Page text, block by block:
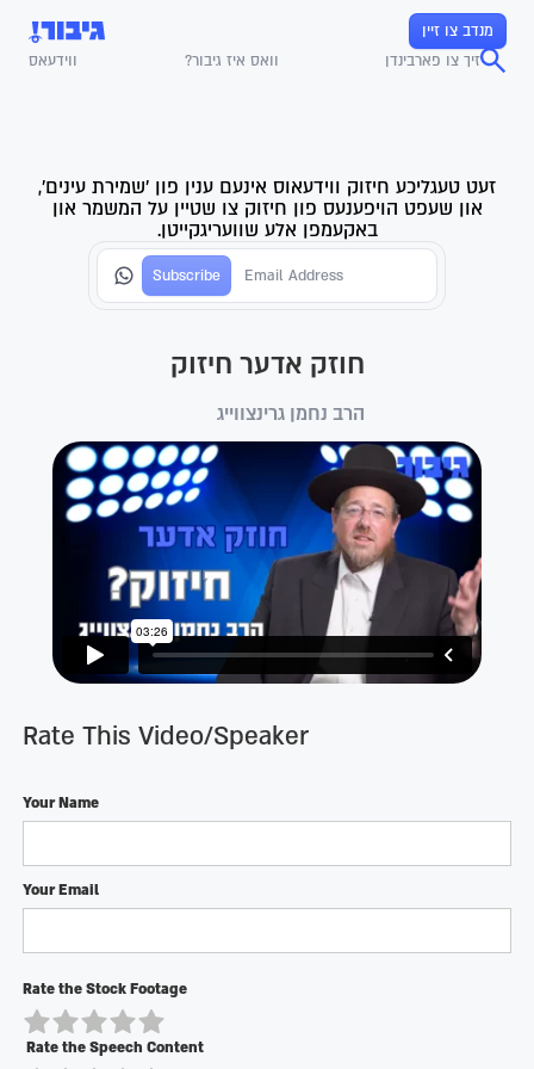
מנדב צו זיין
זיך צו פארבינדן
וואס איז גיבור? ווידעאס
זעט טעגליכע חיזוק ווידעאוס אינעם ענין פון 'שמירת עינים',
און שעפט הויפענעס פון חיזוק צו שטיין על המשמר און
באקעמפן אלע שוועריגקייטן.
חוזק אדער חיזוק
הרב נחמן גרינצווייג
Rate This Video/Speaker
Your Name
Your Email
Rate the Stock Footage
Rate the Speech Content